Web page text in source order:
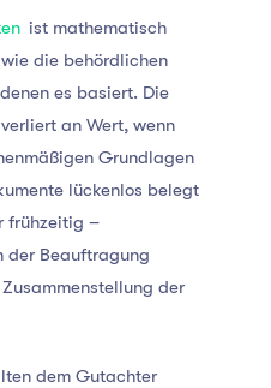
ist mathematisch
die behördlichen
es basiert. Die
an Wert, wenn
Grundlagen
lückenlos belegt
frühzeitig –
der Beauftragung
der
dem Gutachter